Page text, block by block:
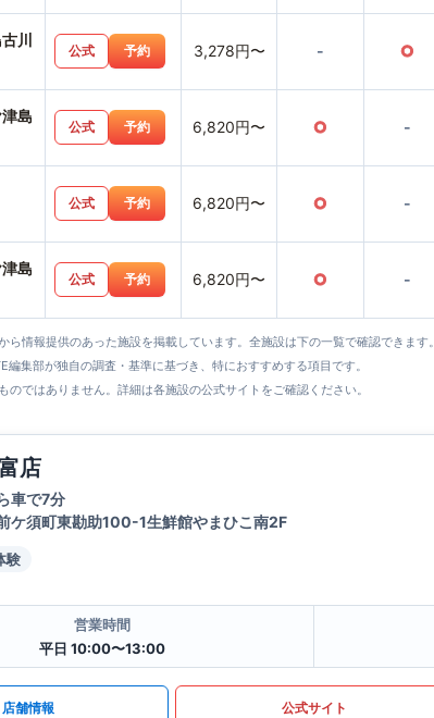
川
公式 予約 3,278円〜 - ○
島
公式 予約 6,820円〜 ○ -
公式 予約 6,820円〜 ○ -
島
公式 予約 6,820円〜 ○ -
ら情報提供のあった施設を掲載しています。全施設は下の一覧で確認できます。
集部が独自の調査・基準に基づき、特におすすめする項目です。
のではありません。詳細は各施設の公式サイトをご確認ください。
店
車で7分
ケ須町東勘助100-1生鮮館やまひこ南2F
験
営業時間
平日 10:00〜13:00
店舗情報 公式サイト